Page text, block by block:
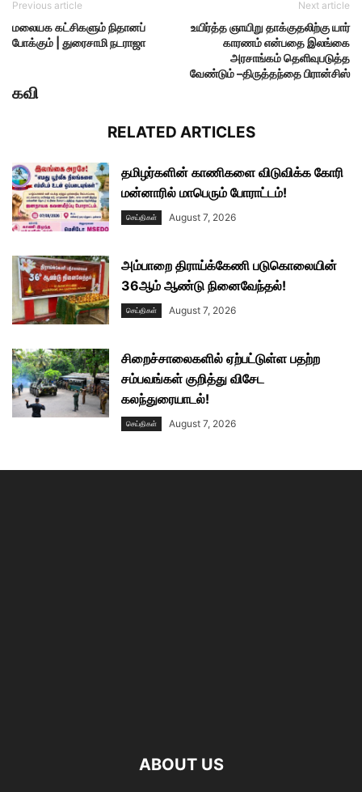
Previous article
மலையக கட்சிகளும் நிதானப்
போக்கும் | துரைசாமி நடராஜா
Next article
உயிர்த்த ஞாயிறு தாக்குதலிற்கு யார்
காரணம் என்பதை இலங்கை
அரசாங்கம் தெளிவுபடுத்த
வேண்டும் –திருத்தந்தை பிரான்சிஸ்
கவி
RELATED ARTICLES
தமிழர்களின் காணிகளை விடுவிக்க கோரி
மன்னாரில் மாபெரும் போராட்டம்!
செய்திகள் August 7, 2026
அம்பாறை திராய்க்கேணி படுகொலையின்
36ஆம் ஆண்டு நினைவேந்தல்!
செய்திகள் August 7, 2026
சிறைச்சாலைகளில் ஏற்பட்டுள்ள பதற்ற
சம்பவங்கள் குறித்து விசேட
கலந்துரையாடல்!
செய்திகள் August 7, 2026
ABOUT US